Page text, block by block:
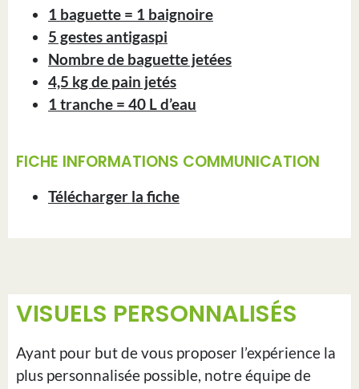
1 baguette = 1 baignoire
5 gestes antigaspi
Nombre de baguette jetées
4,5 kg de pain jetés
1 tranche = 40 L d’eau
FICHE INFORMATIONS COMMUNICATION
Télécharger la fiche
VISUELS PERSONNALISÉS
Ayant pour but de vous proposer l’expérience la
plus personnalisée possible, notre équipe de